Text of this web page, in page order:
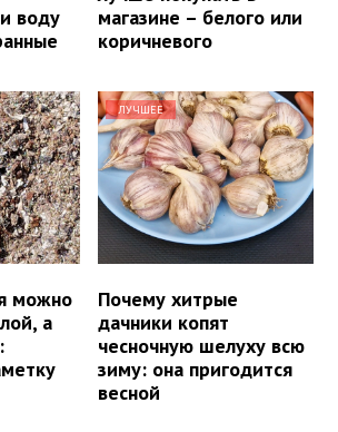
воду
магазине – белого или
коричневого
можно
а
ЛУЧШЕЕ
Почему хитрые
дачники копят
чесночную шелуху всю
зиму: она пригодится
весной